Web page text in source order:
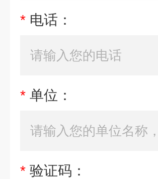
* 电话：
* 单位：
* 验证码：